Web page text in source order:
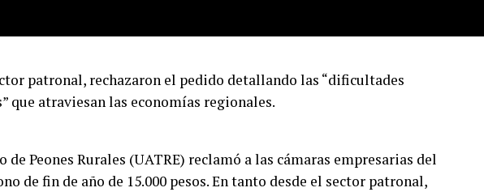
patronal, rechazaron el pedido detallando las “dificultades
que atraviesan las economías regionales.
de Peones Rurales (UATRE) reclamó a las cámaras empresarias del
de fin de año de 15.000 pesos. En tanto desde el sector patronal,